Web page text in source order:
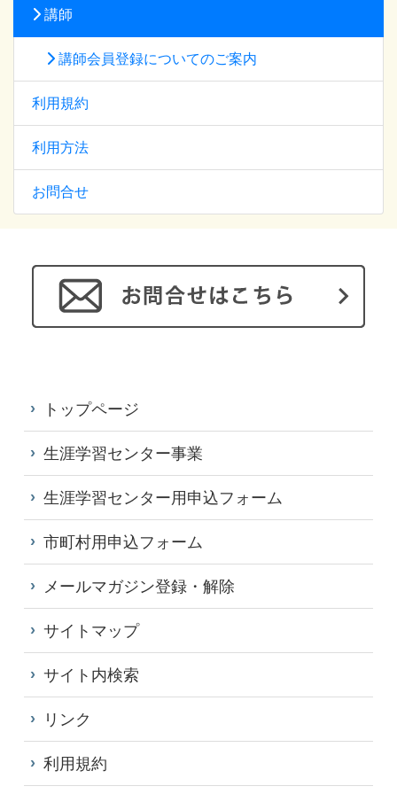
講師
講師会員登録についてのご案内
利用規約
利用方法
お問合せ
トップページ
生涯学習センター事業
生涯学習センター用申込フォーム
市町村用申込フォーム
メールマガジン登録・解除
サイトマップ
サイト内検索
リンク
利用規約